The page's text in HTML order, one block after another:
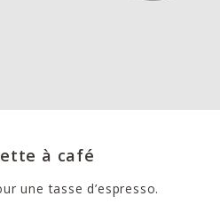
à café
une tasse d’espresso.